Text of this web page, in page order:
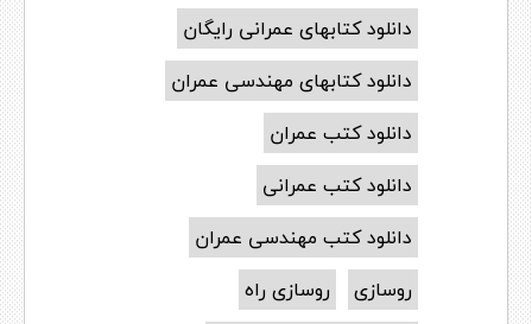
دانلود کتابهای عمرانی رایگان
دانلود کتابهای مهندسی عمران
دانلود کتب عمران
دانلود کتب عمرانی
دانلود کتب مهندسی عمران
روسازی
روسازی راه